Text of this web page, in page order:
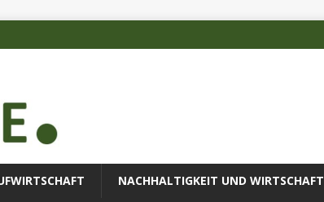
NACHHALTIGKEIT UND WIRTSCHAFT